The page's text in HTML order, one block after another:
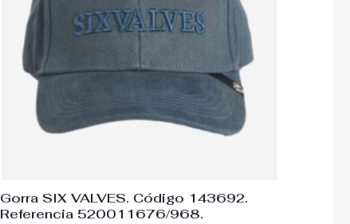
Gorra SIX VALVES. Código 143692.
Referencia 520011676/968.